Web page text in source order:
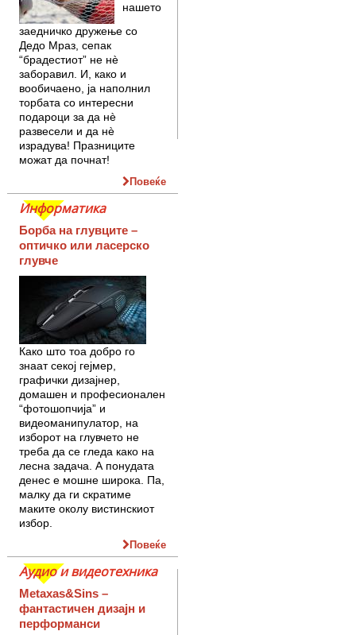
нашето
заедничко дружење со
Дедо Мраз, сепак
“брадестиот” не нè
заборавил. И, како и
вообичаено, ја наполнил
торбата со интересни
подароци за да нè
развесели и да нè
израдува! Празниците
можат да почнат!
Повеќе
Информатика
Борба на глувците –
оптичко или ласерско
глувче
Како што тоа добро го
знаат секој гејмер,
графички дизајнер,
домашен и професионален
“фотошопчија” и
видеоманипулатор, на
изборот на глувчето не
треба да се гледа како на
лесна задача. А понудата
денес е мошне широка. Па,
малку да ги скратиме
маките околу вистинскиот
избор.
Повеќе
Аудио и видеотехника
Metaxas&Sins –
фантастичен дизајн и
перформанси